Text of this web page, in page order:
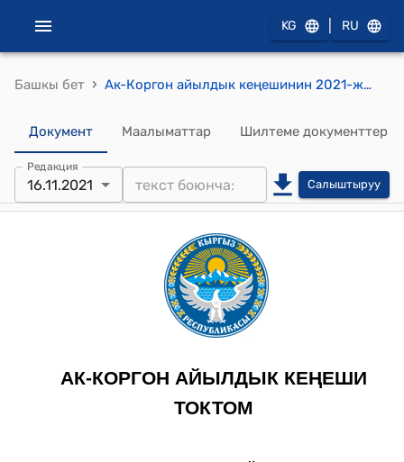
KG RU
Башкы бет › Ак-Коргон айылдык кеңешинин 2021-жылдын 16-ноябрындагы № 6-6 "Ак-Коргон айыл аймагынын Ак-Коргон айылындагы № 29-“Кызгалдак” МЧББнүн директору Д.Абдуллаеванын арызын кароо жөнүндө" токтому
Документ Маалыматтар Шилтеме документтер
Редакция
16.11.2021 Салыштыруу